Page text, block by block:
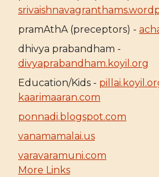
pramAthA (preceptors) -
dhivya prabandham -
divyaprabandham.koyil.org
Education/Kids -
kaarimaaran.com
ponnadi.blogspot.com
vanamamalai.us
varavaramuni.com
More Links